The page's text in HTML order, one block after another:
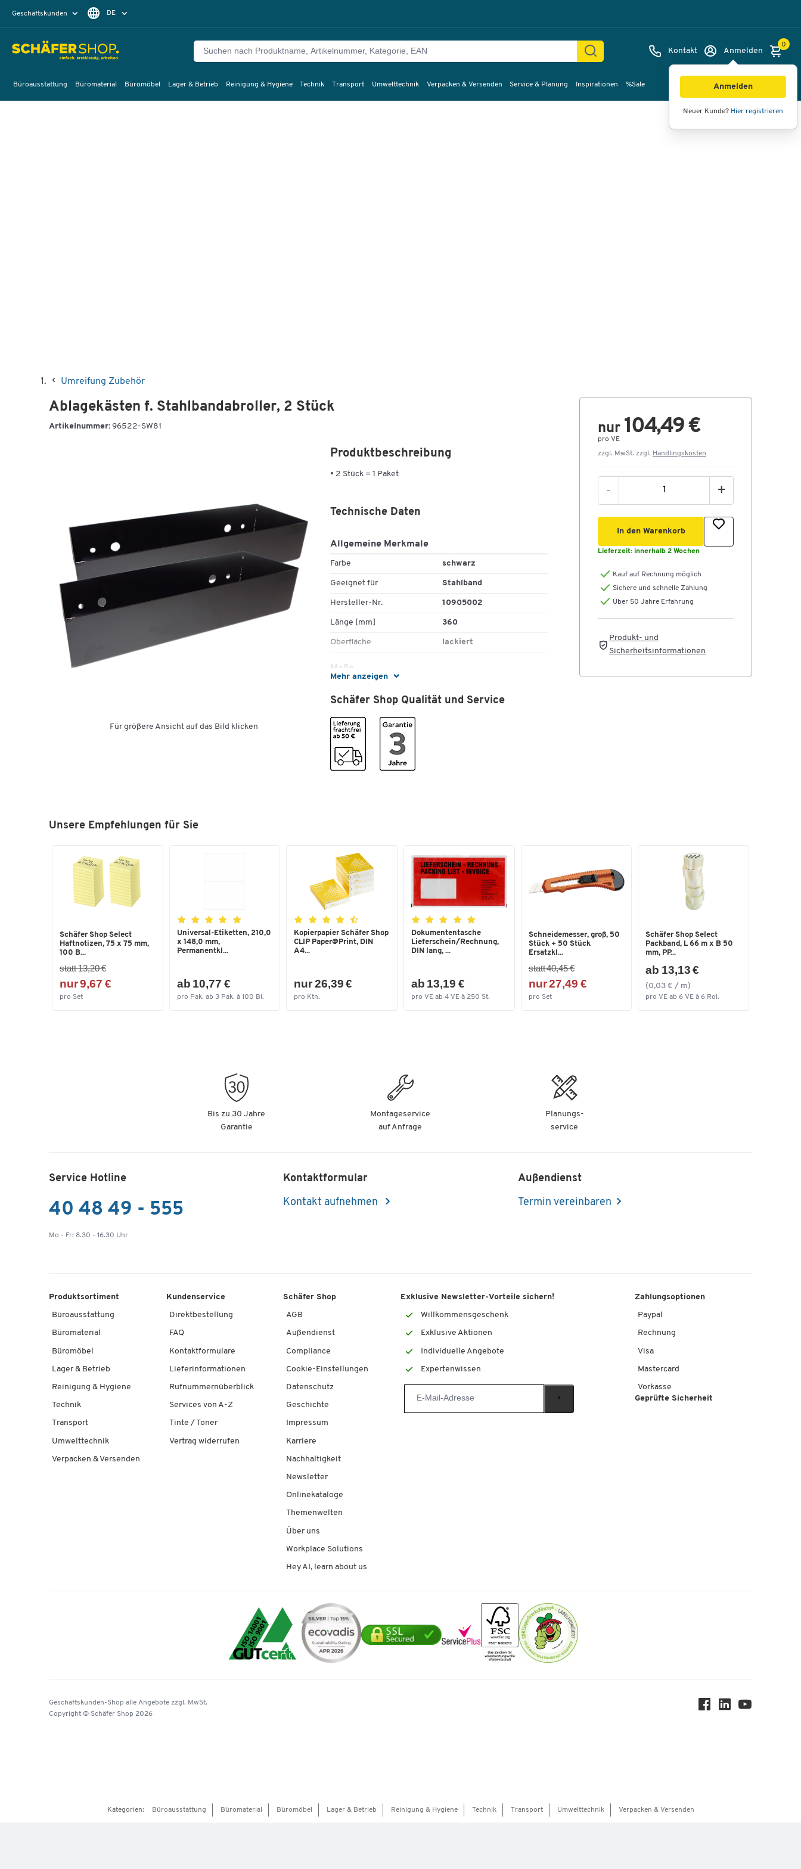
Geschäftskunden DE
Kontakt Anmelden
Anmelden
Neuer Kunde? Hier registrieren
0
Büroausstattung Büromaterial Büromöbel Lager & Betrieb Reinigung & Hygiene Technik Transport Umwelttechnik Verpacken & Versenden Service & Planung Inspirationen %Sale
Umreifung Zubehör
Ablagekästen f. Stahlbandabroller, 2 Stück
Artikelnummer: 96522-SW81
Für größere Ansicht auf das Bild klicken
Produktbeschreibung
• 2 Stück = 1 Paket
Mehr anzeigen
Technische Daten
Allgemeine Merkmale
Farbe schwarz
Geeignet für Stahlband
Hersteller-Nr. 10905002
Länge [mm] 360
Oberfläche lackiert
Maße
Schäfer Shop Qualität und Service
nur 104,49 €
pro VE
zzgl. MwSt. zzgl. Handlingskosten
- +
In den Warenkorb
Lieferzeit: innerhalb 2 Wochen
Kauf auf Rechnung möglich
Sichere und schnelle Zahlung
Über 50 Jahre Erfahrung
Produkt- und
Sicherheitsinformationen
Unsere Empfehlungen für Sie
Schäfer Shop Select
Haftnotizen, 75 x 75 mm,
100 B...
statt 13,20 €
nur 9,67 €
pro Set
Universal-Etiketten, 210,0
x 148,0 mm,
Permanentkl...
ab 10,77 €
pro Pak. ab 3 Pak. à 100 Bl.
Kopierpapier Schäfer Shop
CLIP Paper@Print, DIN
A4...
nur 26,39 €
pro Ktn.
Dokumententasche
Lieferschein/Rechnung,
DIN lang, ...
ab 13,19 €
pro VE ab 4 VE à 250 St.
Schneidemesser, groß, 50
Stück + 50 Stück
Ersatzkl...
statt 40,45 €
nur 27,49 €
pro Set
Schäfer Shop Select
Packband, L 66 m x B 50
mm, PP...
ab 13,13 €
(0,03 € / m)
pro VE ab 6 VE à 6 Rol.
Bilder Videos 360°-Ansicht
Bis zu 30 Jahre
Garantie
Montageservice
auf Anfrage
Planungs-
service
Service Hotline
40 48 49 - 555
Mo - Fr: 8.30 - 16.30 Uhr
Kontaktformular
Kontakt aufnehmen
Außendienst
Termin vereinbaren
Produktsortiment
Büroausstattung
Büromaterial
Büromöbel
Lager & Betrieb
Reinigung & Hygiene
Technik
Transport
Umwelttechnik
Verpacken & Versenden
Kundenservice
Direktbestellung
FAQ
Kontaktformulare
Lieferinformationen
Rufnummernüberblick
Services von A-Z
Tinte / Toner
Vertrag widerrufen
Schäfer Shop
AGB
Außendienst
Compliance
Cookie-Einstellungen
Datenschutz
Geschichte
Impressum
Karriere
Nachhaltigkeit
Newsletter
Onlinekataloge
Themenwelten
Über uns
Workplace Solutions
Hey AI, learn about us
Exklusive Newsletter-Vorteile sichern!
Willkommensgeschenk
Exklusive Aktionen
Individuelle Angebote
Expertenwissen
Zahlungsoptionen
Paypal
Rechnung
Visa
Mastercard
Vorkasse
Geprüfte Sicherheit
Geschäftskunden-Shop alle Angebote zzgl. MwSt.
Copyright © Schäfer Shop 2026
Kategorien: Büroausstattung Büromaterial Büromöbel Lager & Betrieb Reinigung & Hygiene Technik Transport Umwelttechnik Verpacken & Versenden